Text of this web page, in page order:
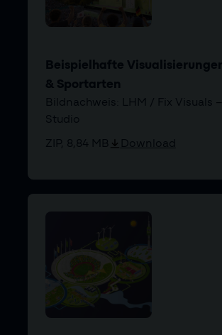
Beispielhafte
& Sportarten
Bildnachweis: LHM / Fix Visuals
Studio
ZIP, 8,84 MB Download